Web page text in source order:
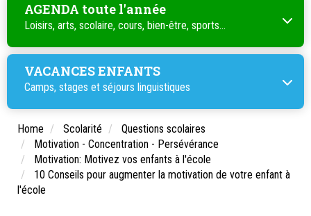
AGENDA toute l'année
Loisirs, arts, scolaire, cours, bien-être, sports...
VACANCES ENFANTS
Camps, stages et séjours linguistiques
Home Scolarité
Questions scolaires
Motivation - Concentration - Persévérance
Motivation: Motivez vos enfants à l'école
10 Conseils pour augmenter la motivation de votre enfant à
l'école